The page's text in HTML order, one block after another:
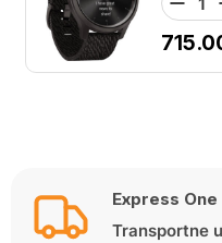
Express
Transportne